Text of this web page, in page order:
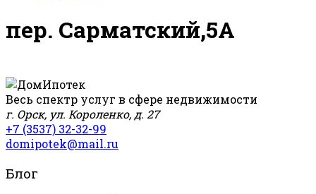
пер. Сарматский,5А
Весь спектр услуг в сфере недвижимости
г. Орск, ул. Короленко, д. 27
+7 (3537) 32-32-99
domipotek@mail.ru
Блог